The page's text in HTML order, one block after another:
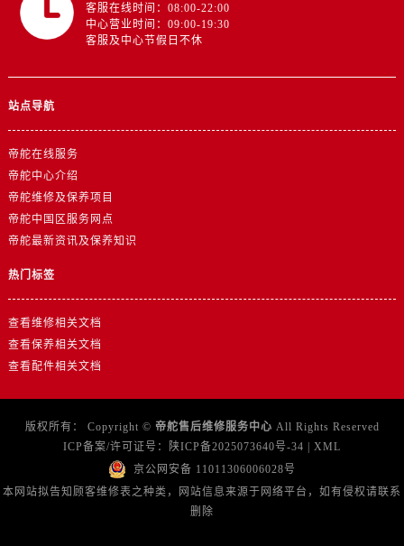
客服在线时间：08:00-22:00
中心营业时间：09:00-19:30
客服及中心节假日不休
站点导航
帝舵在线服务
帝舵中心介绍
帝舵维修及保养项目
帝舵中国区服务网点
帝舵最新资讯及保养知识
热门标签
查看维修相关文档
查看保养相关文档
查看配件相关文档
版权所有： Copyright © 帝舵售后维修服务中心 All Rights Reserved
ICP备案/许可证号：
陕ICP备2025073640号-34
XML
京公网安备 11011306006028号
本网站拟告知顾客维修表之种类，网站信息来源于网络平台，如有侵权请联系
删除